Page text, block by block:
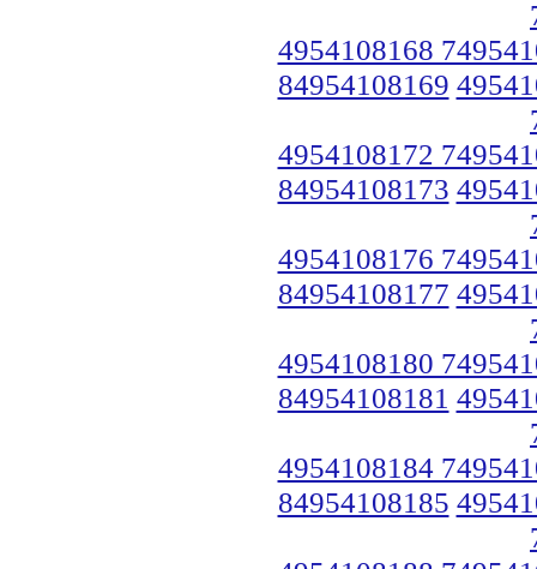
4954108168
84954108169
4954108172
84954108173
4954108176
84954108177
4954108180
84954108181
4954108184
84954108185